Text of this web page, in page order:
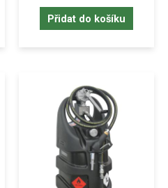
Přidat do košíku